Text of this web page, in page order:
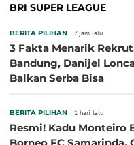
BRI SUPER LEAGUE
BERITA PILIHAN 7 jam lalu
3 Fakta Menarik
Bandung, Danijel
Balkan Serba Bisa
BERITA PILIHAN 1 hari lalu
Resmi! Kadu Monteiro
Borneo FC Samarinda,